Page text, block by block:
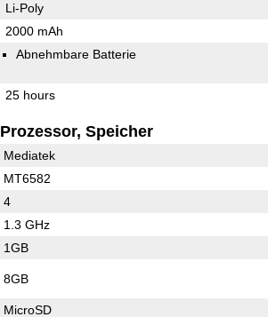
Li-Poly
2000 mAh
Abnehmbare Batterie
25 hours
Prozessor, Speicher
Mediatek
MT6582
4
1.3 GHz
1GB
8GB
MicroSD